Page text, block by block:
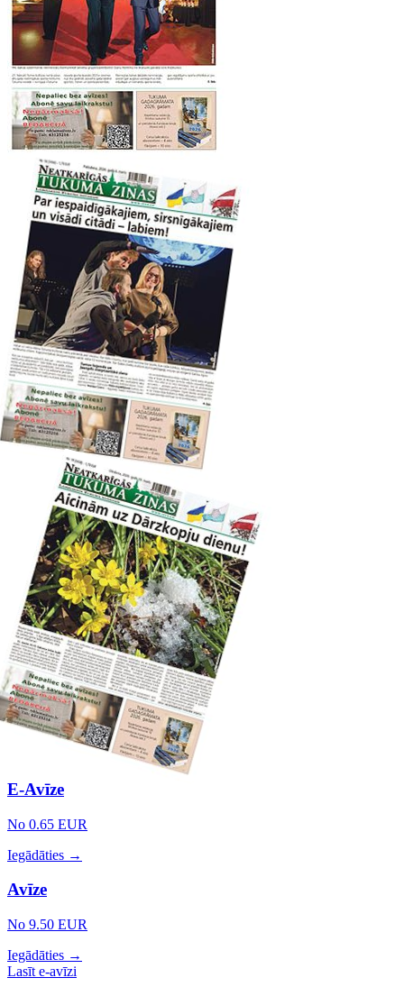
E-Avīze
No 0.65 EUR
Iegādāties →
Avīze
No 9.50 EUR
Iegādāties →
Lasīt e-avīzi